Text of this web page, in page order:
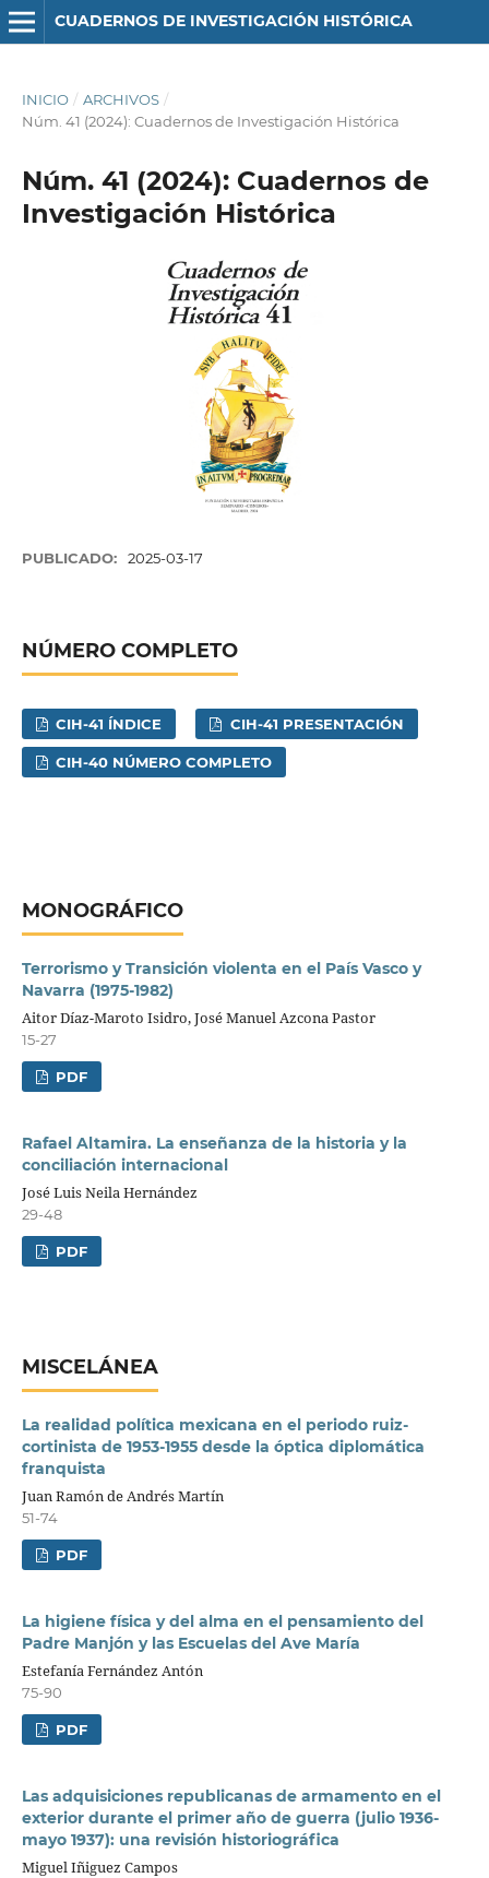
CUADERNOS DE INVESTIGACIÓN HISTÓRICA
INICIO / ARCHIVOS /
Núm. 41 (2024): Cuadernos de Investigación Histórica
Núm. 41 (2024): Cuadernos de
Investigación Histórica
PUBLICADO: 2025-03-17
NÚMERO COMPLETO
CIH-41 ÍNDICE CIH-41 PRESENTACIÓN
CIH-40 NÚMERO COMPLETO
MONOGRÁFICO
Terrorismo y Transición violenta en el País Vasco y
Navarra (1975-1982)
Aitor Díaz-Maroto Isidro, José Manuel Azcona Pastor
15-27
PDF
Rafael Altamira. La enseñanza de la historia y la
conciliación internacional
José Luis Neila Hernández
29-48
PDF
MISCELÁNEA
La realidad política mexicana en el periodo ruiz-
cortinista de 1953-1955 desde la óptica diplomática
franquista
Juan Ramón de Andrés Martín
51-74
PDF
La higiene física y del alma en el pensamiento del
Padre Manjón y las Escuelas del Ave María
Estefanía Fernández Antón
75-90
PDF
Las adquisiciones republicanas de armamento en el
exterior durante el primer año de guerra (julio 1936-
mayo 1937): una revisión historiográfica
Miguel Iñiguez Campos